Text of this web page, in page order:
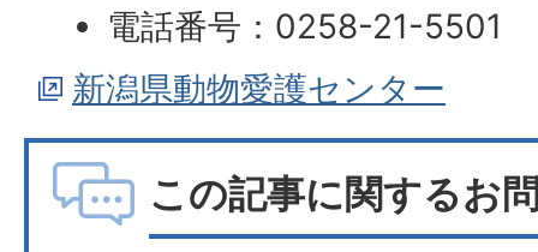
電話番号：0258-21-5501
新潟県動物愛護センター
この記事に関するお